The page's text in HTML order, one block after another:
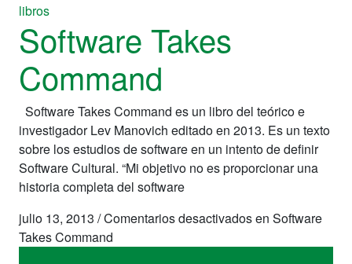
libros
Software Takes
Command
Software Takes Command es un libro del teórico e
investigador Lev Manovich editado en 2013. Es un texto
sobre los estudios de software en un intento de definir
Software Cultural. “Mi objetivo no es proporcionar una
historia completa del software
julio 13, 2013 /Comentarios desactivadosen Software
Takes Command